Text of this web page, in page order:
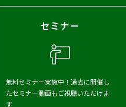
2021年
2018年
セミナー
無料セミナー実施中！ 過去に開催し
たセミナー動画もご視聴いただけま
す